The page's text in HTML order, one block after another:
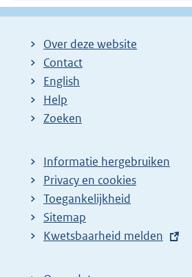
Over deze website
Contact
English
Help
Zoeken
Informatie hergebruiken
Privacy en cookies
Toegankelijkheid
Sitemap
E
t
Kwetsbaarheid melden